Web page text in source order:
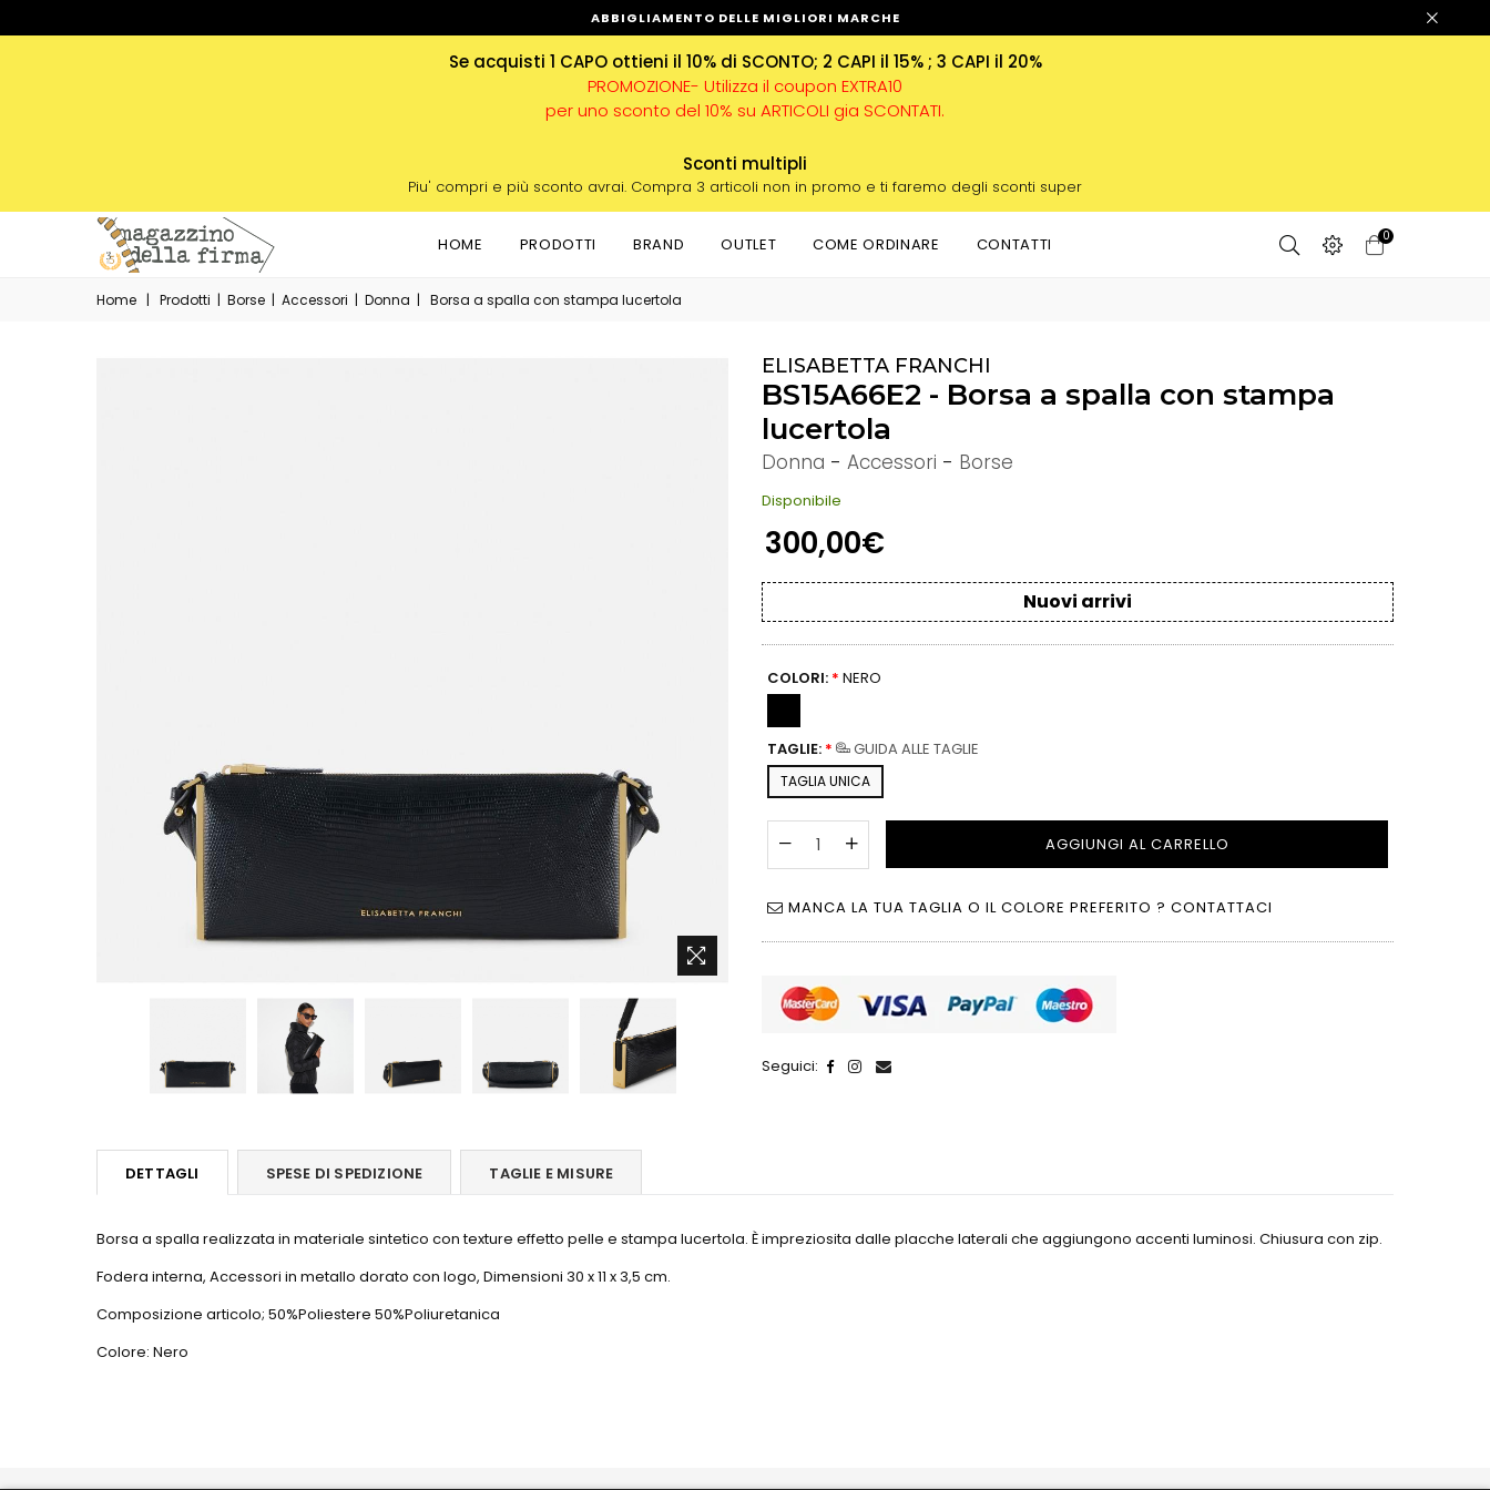
ABBIGLIAMENTO DELLE MIGLIORI MARCHE
Se acquisti 1 CAPO ottieni il 10% di SCONTO; 2 CAPI il 15% ; 3 CAPI il 20%
PROMOZIONE- Utilizza il coupon EXTRA10
per uno sconto del 10% su ARTICOLI gia SCONTATI.
Sconti multipli
Piu' compri e più sconto avrai. Compra 3 articoli non in promo e ti faremo degli sconti super
HOME PRODOTTI BRAND OUTLET COME ORDINARE CONTATTI 0
Home | Prodotti | Borse | Accessori | Donna | Borsa a spalla con stampa lucertola
ELISABETTA FRANCHI
BS15A66E2 - Borsa a spalla con stampa
lucertola
Donna - Accessori - Borse
Disponibile
300,00€
Nuovi arrivi
COLORI: * NERO
TAGLIE: * GUIDA ALLE TAGLIE
TAGLIA UNICA
AGGIUNGI AL CARRELLO
MANCA LA TUA TAGLIA O IL COLORE PREFERITO ? CONTATTACI
Seguici:
DETTAGLI SPESE DI SPEDIZIONE TAGLIE E MISURE
Borsa a spalla realizzata in materiale sintetico con texture effetto pelle e stampa lucertola. È impreziosita dalle placche laterali che aggiungono accenti luminosi. Chiusura con zip.
Fodera interna, Accessori in metallo dorato con logo, Dimensioni 30 x 11 x 3,5 cm.
Composizione articolo; 50%Poliestere 50%Poliuretanica
Colore: Nero